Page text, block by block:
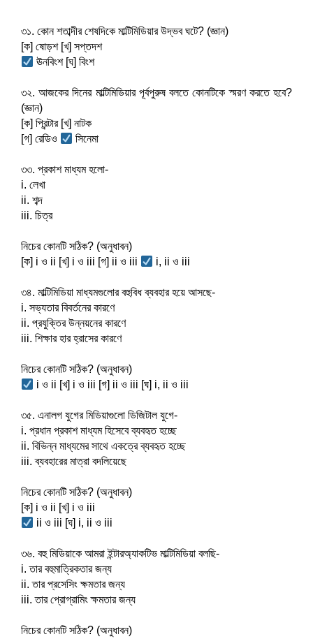
৩১. কোন শতাব্দীর শেষদিকে মাল্টিমিডিয়ার উদ্ভব ঘটে? (জ্ঞান)
[ক] ষোড়শ [খ] সপ্তদশ
ঊনবিংশ [ঘ] বিংশ
৩২. আজকের দিনের মাল্টিমিডিয়ার পূর্বপুরুষ বলতে কোনটিকে স্মরণ করতে হবে?
(জ্ঞান)
[ক] প্রিন্টার [খ] নাটক
[গ] রেডিও
সিনেমা
৩৩. প্রকাশ মাধ্যম হলো-
i. লেখা
ii. শব্দ
iii. চিত্র
নিচের কোনটি সঠিক? (অনুধাবন)
[ক] i ও ii [খ] i ও iii [গ] ii ও iii
i, ii ও iii
৩৪. মাল্টিমিডিয়া মাধ্যমগুলোর বহুবিধ ব্যবহার হয়ে আসছে-
i. সভ্যতার বিবর্তনের কারণে
ii. প্রযুক্তির উন্নয়নের কারণে
iii. শিক্ষার হার হ্রাসের কারণে
নিচের কোনটি সঠিক? (অনুধাবন)
i ও ii [খ] i ও iii [গ] ii ও iii [ঘ] i, ii ও iii
৩৫. এনালগ যুগের মিডিয়াগুলো ডিজিটাল যুগে-
i. প্রধান প্রকাশ মাধ্যম হিসেবে ব্যবহৃত হচ্ছে
ii. বিভিন্ন মাধ্যমের সাথে একত্রে ব্যবহৃত হচ্ছে
iii. ব্যবহারের মাত্রা বদলিয়েছে
নিচের কোনটি সঠিক? (অনুধাবন)
[ক] i ও ii [খ] i ও iii
ii ও iii [ঘ] i, ii ও iii
৩৬. বহু মিডিয়াকে আমরা ইন্টারঅ্যাকটিভ মাল্টিমিডিয়া বলছি-
i. তার বহুমাত্রিকতার জন্য
ii. তার প্রসেসিং ক্ষমতার জন্য
iii. তার প্রোগ্রামিং ক্ষমতার জন্য
নিচের কোনটি সঠিক? (অনুধাবন)